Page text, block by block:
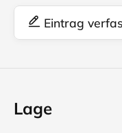
Eintrag
Lage